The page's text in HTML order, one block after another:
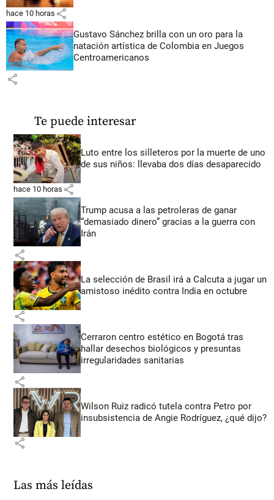
hace 10 horas share
Gustavo Sánchez brilla con un oro para la
natación artística de Colombia en Juegos
Centroamericanos
share
Te puede interesar
Luto entre los silleteros por la muerte de uno
de sus niños: llevaba dos días desaparecido
hace 10 horas share
Trump acusa a las petroleras de ganar
“demasiado dinero” gracias a la guerra con
Irán
share
La selección de Brasil irá a Calcuta a jugar un
amistoso inédito contra India en octubre
share
Cerraron centro estético en Bogotá tras
hallar desechos biológicos y presuntas
irregularidades sanitarias
share
Wilson Ruiz radicó tutela contra Petro por
insubsistencia de Angie Rodríguez, ¿qué dijo?
share
Las más leídas